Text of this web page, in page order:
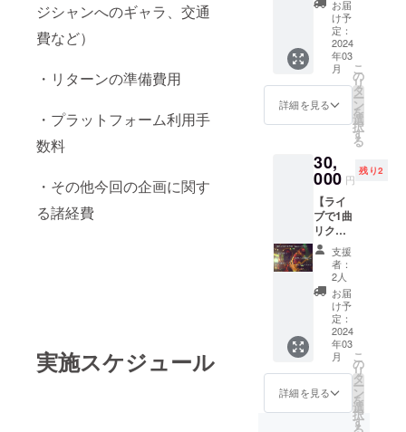
ジシャンへのギャラ、交通
費など）
・リターンの準備費用
・プラットフォーム利用手
数料
・その他今回の企画に関す
る諸経費
実施スケジュール
法:mp3
ダウン
ロード
のURL
をメー
ル送付
いたし
also
availabl
those
living
overse
as.
[Keihan
GIRL
unrelea
sed
sound
source]
You can
downlo
ad mp3
of the
demo
includin
い） 〇
ベース
ボールT
シャツ
（5.6オ
ンス）
〇ホワ
袖 〇綿
100%
〇イン
ク
ジェッ
トプリ
ント 京
阪GIRL
のCDを
〝ジャ
ケ買
い〟し
た人は
少なく
ないの
では？
京阪
ンデザ
インの
オリジ
ナル
パー
カーを
お届
け！ 〇
サイズ
（寸法
は画像
を参考
にして
くださ
い） 〇
ス
ウェッ
トパー
カー(10
オンス)
〇グ
レー 〇
ブラッ
ク 〇綿
100%
〇裏パ
お届
け予
定：
2024
年03
月
詳細を見る
こ
の
リ
タ
ー
ン
を
選
択
す
る
30,
000 円
残り2
【ライ
ブで1曲
リクエ
スト可
能！
Special
プラ
ン】 〇
有カリ
ンお手
Zine（
提供方
法：郵
送） 〇
未発表
支援
者：
2人
お届
け予
定：
2024
年03
月
詳細を見る
こ
の
リ
タ
ー
ン
を
選
択
す
る